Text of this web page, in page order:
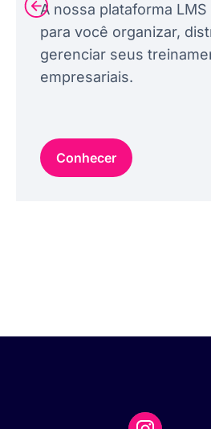
A nossa plataforma
para você organizar,
gerenciar seus
empresariais.
Conhecer